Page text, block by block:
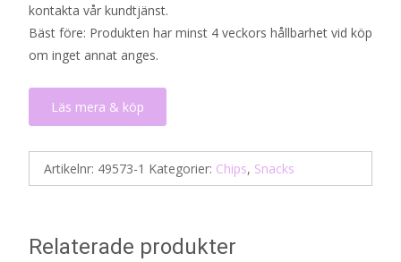
kontakta vår kundtjänst.
Bäst före: Produkten har minst 4 veckors hållbarhet vid köp
om inget annat anges.
Läs mera & köp
Artikelnr: 49573-1 Kategorier: Chips, Snacks
Relaterade produkter